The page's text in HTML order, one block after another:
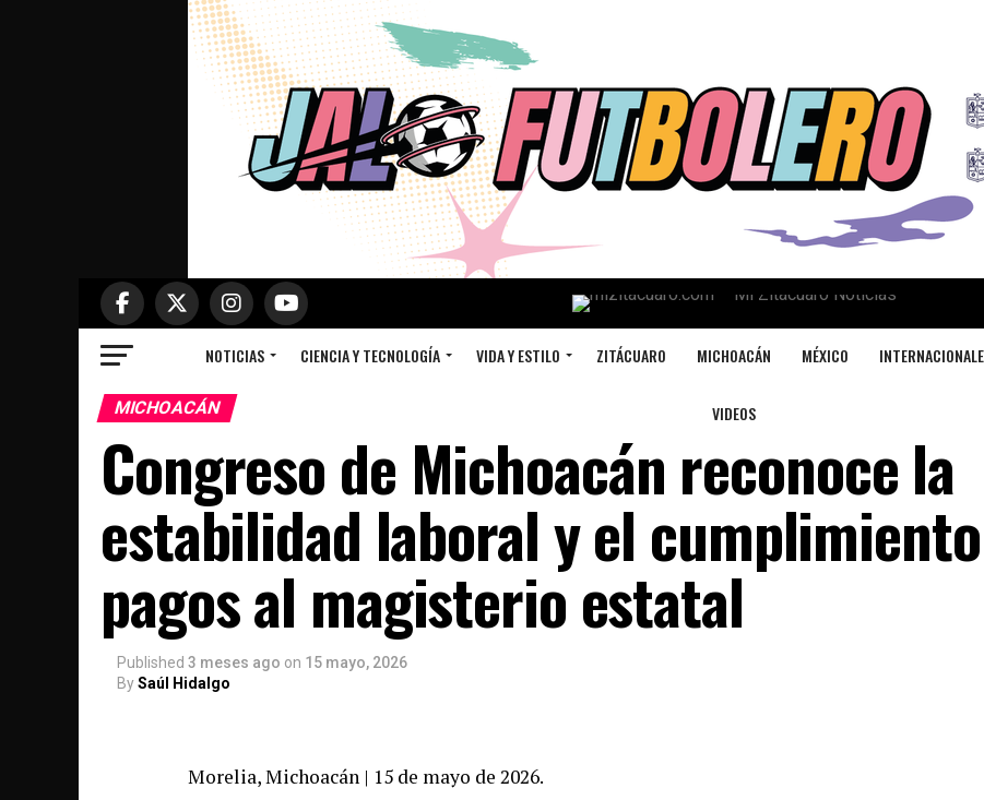
NOTICIAS CIENCIA Y TECNOLOGÍA VIDA Y ESTILO ZITÁCUARO MICHOACÁN MÉXICO
VIDEOS
MICHOACÁN
Congreso de Michoacán reconoce la
estabilidad laboral y el
pagos al magisterio estatal
Published 3 meses ago on 15 mayo, 2026
BySaúl Hidalgo
Morelia, Michoacán | 15 de mayo de 2026.